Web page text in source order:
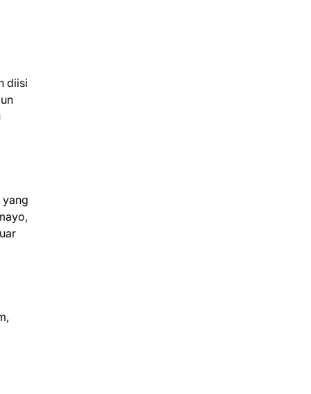
diisi
yang